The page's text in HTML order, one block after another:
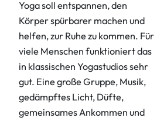
Yoga soll entspannen, den
Körper spürbarer machen und
helfen, zur Ruhe zu kommen. Für
viele Menschen funktioniert das
in klassischen Yogastudios sehr
gut. Eine große Gruppe, Musik,
gedämpftes Licht, Düfte,
gemeinsames Ankommen und